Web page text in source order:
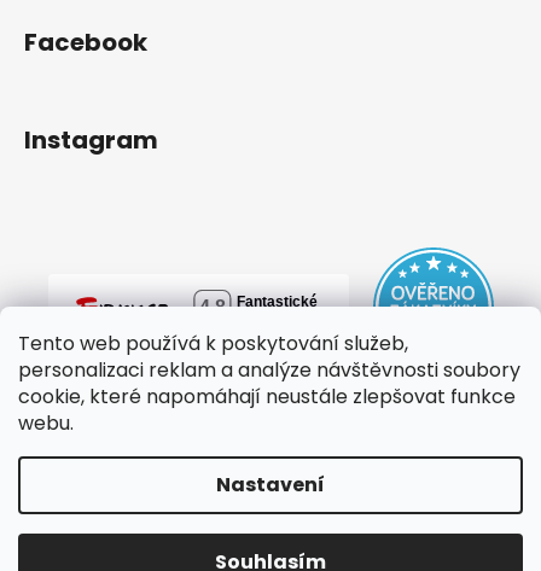
Tento web používá k poskytování služeb,
personalizaci reklam a analýze návštěvnosti soubory
cookie, které napomáhají neustále zlepšovat funkce
webu.
Nastavení
Souhlasím
Facebook
Instagram
Copyright 2026mylovebag. Všechna práva vyhrazena.
Upravit nastavení cookies